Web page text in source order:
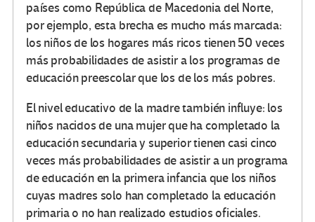
países como República de Macedonia del Norte,
por ejemplo, esta brecha es mucho más marcada:
los niños de los hogares más ricos tienen 50 veces
más probabilidades de asistir a los programas de
educación preescolar que los de los más pobres.
El nivel educativo de la madre también influye: los
niños nacidos de una mujer que ha completado la
educación secundaria y superior tienen casi cinco
veces más probabilidades de asistir a un programa
de educación en la primera infancia que los niños
cuyas madres solo han completado la educación
primaria o no han realizado estudios oficiales.